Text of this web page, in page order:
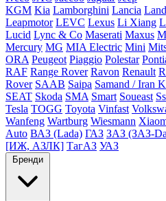
KGM Kia Lamborghini Lancia
Leapmotor LEVC Lexus Li Xiang
Lucid Lync & Co Maserati Maxus
Mercury MG MIA Electric Mini
ORA Peugeot Piaggio Polestar
RAF Range Rover Ravon Renault
Rover SAAB Saipa Samand / Iran
SEAT Skoda SMA Smart Soueast
Tesla TOGG Toyota Vinfast
Wanfeng Wartburg Wiesmann
Auto ВАЗ (Lada) ГАЗ ЗАЗ (ЗАЗ-
[ИЖ, АЗЛК] ТагАЗ УАЗ
Бренди